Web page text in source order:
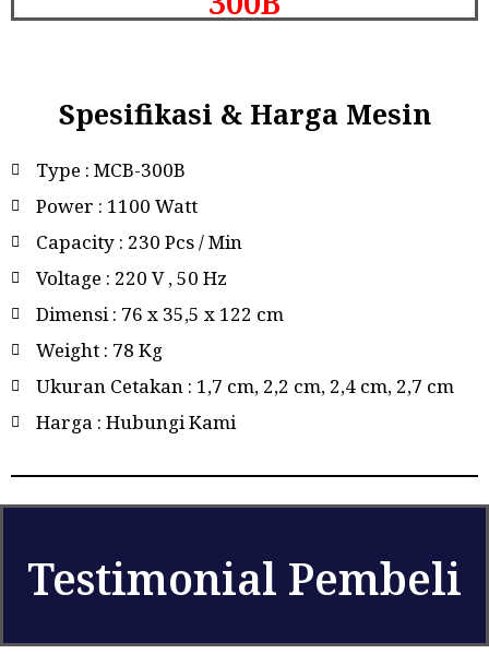
Spesifikasi & Harga Mesin
Type : MCB-300B
Power : 1100 Watt
Capacity : 230 Pcs / Min
Voltage : 220 V , 50 Hz
Dimensi : 76 x 35,5 x 122 cm
Weight : 78 Kg
Ukuran Cetakan : 1,7 cm, 2,2 cm, 2,4 cm, 2,7 cm
Harga : Hubungi Kami
Testimonial Pembeli